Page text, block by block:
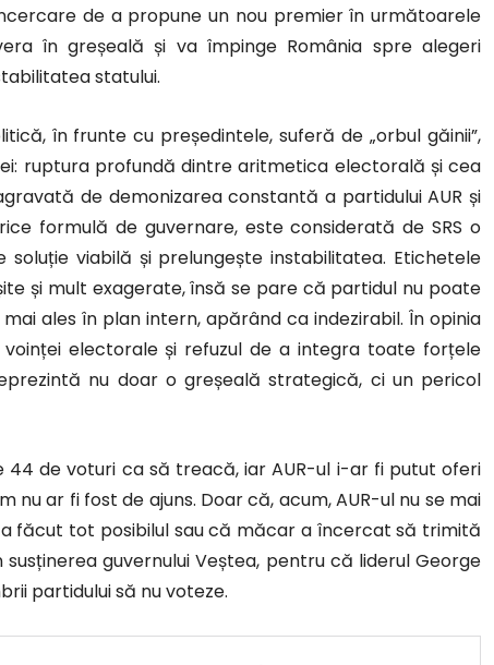
de a propune un nou premier în următoarele
în greșeală și va împinge România spre alegeri
statului.
în frunte cu președintele, suferă de „orbul găinii”,
ruptura profundă dintre aritmetica electorală și cea
de demonizarea constantă a partidului AUR și
formulă de guvernare, este considerată de SRS o
viabilă și prelungește instabilitatea. Etichetele
și mult exagerate, însă se pare că partidul nu poate
ales în plan intern, apărând ca indezirabil. În opinia
voinței electorale și refuzul de a integra toate forțele
nu doar o greșeală strategică, ci un pericol
44 de voturi ca să treacă, iar AUR-ul i-ar fi putut oferi
ar fi fost de ajuns. Doar că, acum, AUR-ul nu se mai
făcut tot posibilul sau că măcar a încercat să trimită
guvernului Veștea, pentru că liderul George
partidului să nu voteze.